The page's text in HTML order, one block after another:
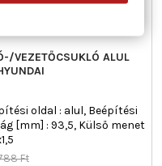
VEZETŐCSUKLÓ ALUL
oldal : alul, Beépítési
[mm] : 93,5, Külső menet
Ft